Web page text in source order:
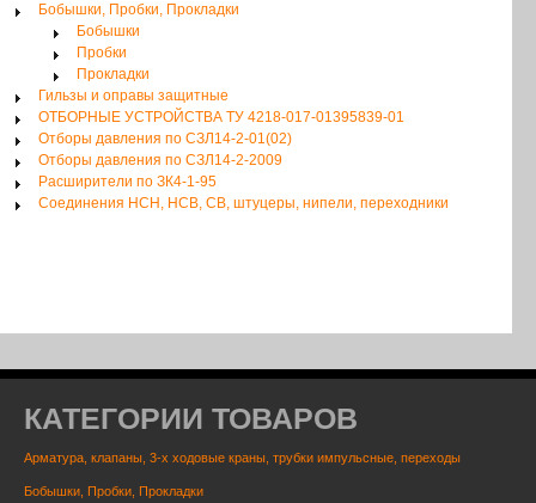
Бобышки, Пробки, Прокладки
Бобышки
Пробки
Прокладки
Гильзы и оправы защитные
ОТБОРНЫЕ УСТРОЙСТВА ТУ 4218-017-01395839-01
Отборы давления по СЗЛ14-2-01(02)
Отборы давления по СЗЛ14-2-2009
Расширители по ЗК4-1-95
Соединения НСН, НСВ, СВ, штуцеры, нипели, переходники
КАТЕГОРИИ ТОВАРОВ
Арматура, клапаны, 3-х ходовые краны, трубки импульсные, переходы
Бобышки, Пробки, Прокладки